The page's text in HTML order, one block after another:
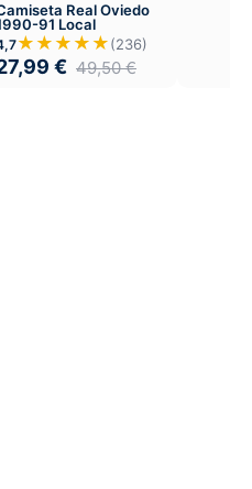
Real Oviedo
91 Local
★★★★★(236)
€ 49,50€